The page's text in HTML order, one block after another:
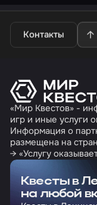
Контакты
Квесты в
«Мир Квестов» -
игр и иные услуги
Информация о
размещена на
→ «Услугу
Квесты в
на любой